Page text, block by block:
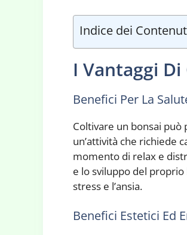
Indice dei
I Vantaggi
Benefici Per La
Coltivare un bonsai
un’attività che richiede
momento di relax e
e lo sviluppo del
stress e l’ansia.
Benefici Estetici Ed